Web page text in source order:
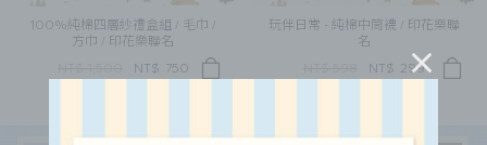
100%純棉四層紗禮盒組 / 毛巾 /
方巾 / 印花樂聯名
NT$ 750
玩伴日常 - 純棉中筒襪 / 印花樂聯
名
NT$ 299